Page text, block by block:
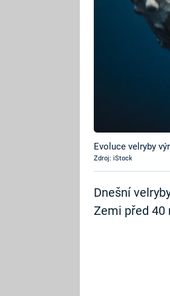
Evoluce velryby
Zdroj: iStock
Dnešní
Zemi před 40